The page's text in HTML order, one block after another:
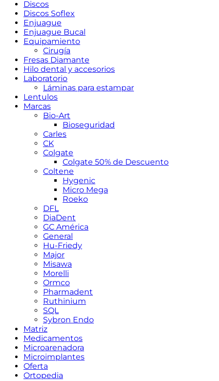
Discos
Discos Soflex
Enjuague
Enjuague Bucal
Equipamiento
Cirugía
Fresas Diamante
Hilo dental y accesorios
Laboratorio
Láminas para estampar
Lentulos
Marcas
Bio-Art
Bioseguridad
Carles
CK
Colgate
Colgate 50% de Descuento
Coltene
Hygenic
Micro Mega
Roeko
DFL
DiaDent
GC América
General
Hu-Friedy
Major
Misawa
Morelli
Ormco
Pharmadent
Ruthinium
SQL
Sybron Endo
Matriz
Medicamentos
Microarenadora
Microimplantes
Oferta
Ortopedia